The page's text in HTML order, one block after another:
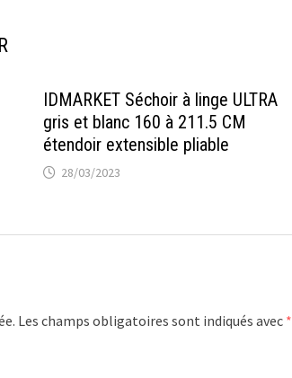
IDMARKET Séchoir à linge ULTRA
gris et blanc 160 à 211.5 CM
étendoir extensible pliable
28/03/2023
Les champs obligatoires sont indiqués avec *